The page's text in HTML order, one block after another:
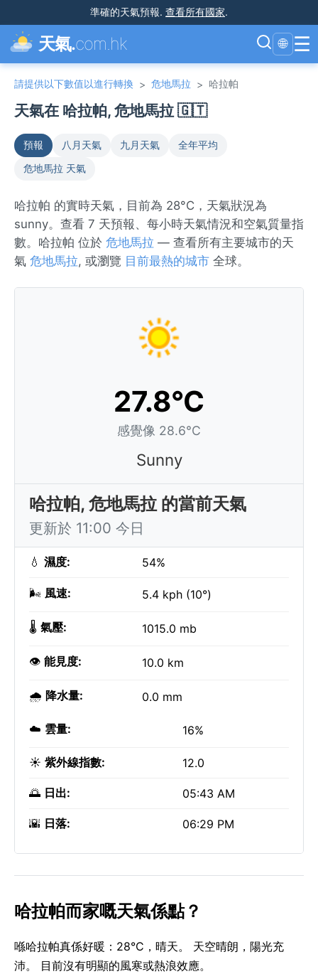
準確的天氣預報. 查看所有國家.
天氣.com.hk 🌐 ☰
請提供以下數值以進行轉換 > 危地馬拉 > 哈拉帕
天氣在 哈拉帕, 危地馬拉 🇬🇹
預報 八月天氣 九月天氣
全年平均
危地馬拉 天氣
哈拉帕 的實時天氣，目前為 28°C，天氣狀況為
sunny。查看 7 天預報、每小時天氣情況和空氣質量指
數。哈拉帕 位於 危地馬拉 — 查看所有主要城市的天
氣 危地馬拉, 或瀏覽 目前最熱的城市 全球。
27.8°C
感覺像 28.6°C
Sunny
哈拉帕, 危地馬拉 的當前天氣
更新於 11:00 今日
💧 濕度: 54%
🌬️ 風速: 5.4 kph (10°)
🌡️ 氣壓: 1015.0 mb
👁️ 能見度: 10.0 km
🌧️ 降水量: 0.0 mm
☁️ 雲量: 16%
☀️ 紫外線指數: 12.0
🌅 日出: 05:43 AM
🌇 日落: 06:29 PM
哈拉帕而家嘅天氣係點？
喺哈拉帕真係好暖：28°C，晴天。 天空晴朗，陽光充
沛。 目前沒有明顯的風寒或熱浪效應。